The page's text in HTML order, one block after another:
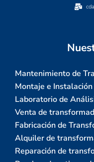
Mantenimiento de
Montaje e
Laboratorio de
Venta de
Fabricación de
Alquiler de
Reparación de